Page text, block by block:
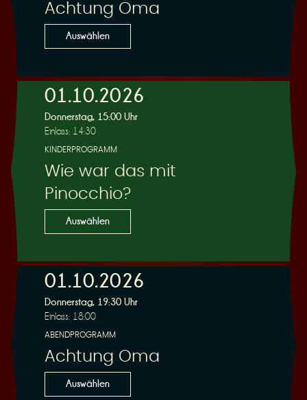
e
s
e
r
Achtung Oma
Auswählen
01.10.2026
Donnerstag, 15:00 Uhr
Einlass: 14:30
KINDERPROGRAMM
Wie war das mit
Pinocchio?
Auswählen
01.10.2026
Donnerstag, 19:30 Uhr
Einlass: 18:00
ABENDPROGRAMM
Achtung Oma
Auswählen